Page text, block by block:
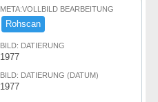
META:VOLLBILD BEARBEITUNG
Rohscan
BILD: DATIERUNG
1977
BILD: DATIERUNG (DATUM)
1977